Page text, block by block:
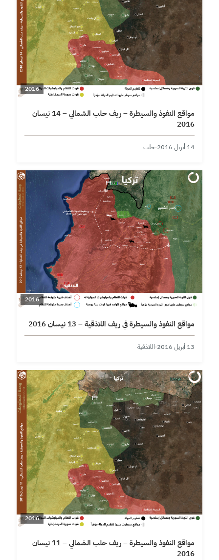
2016
مواقع النفوذ والسيطرة – ريف حلب الشمالي – 14 نيسان
2016
14 أبريل 2016 ·حلب
2016
مواقع النفوذ والسيطرة في ريف اللاذقية – 13 نيسان 2016
13 أبريل 2016 ·اللاذقية
2016
مواقع النفوذ والسيطرة – ريف حلب الشمالي – 11 نيسان
2016